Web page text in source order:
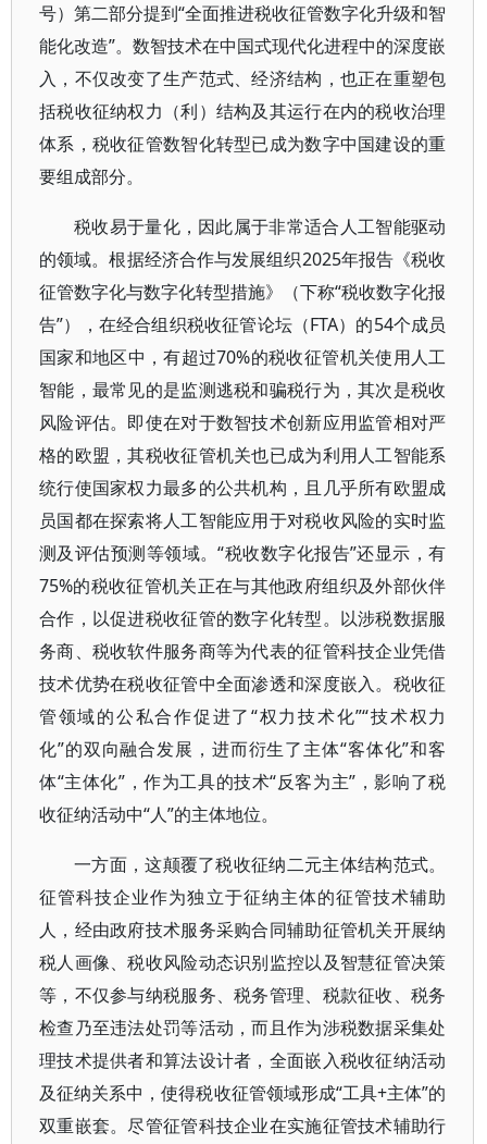
号）第二部分提到“全面推进税收征管数字化升级和智
能化改造”。数智技术在中国式现代化进程中的深度嵌
入，不仅改变了生产范式、经济结构，也正在重塑包
括税收征纳权力（利）结构及其运行在内的税收治理
体系，税收征管数智化转型已成为数字中国建设的重
要组成部分。
税收易于量化，因此属于非常适合人工智能驱动
的领域。根据经济合作与发展组织2025年报告《税收
征管数字化与数字化转型措施》（下称“税收数字化报
告”），在经合组织税收征管论坛（FTA）的54个成员
国家和地区中，有超过70%的税收征管机关使用人工
智能，最常见的是监测逃税和骗税行为，其次是税收
风险评估。即使在对于数智技术创新应用监管相对严
格的欧盟，其税收征管机关也已成为利用人工智能系
统行使国家权力最多的公共机构，且几乎所有欧盟成
员国都在探索将人工智能应用于对税收风险的实时监
测及评估预测等领域。“税收数字化报告”还显示，有
75%的税收征管机关正在与其他政府组织及外部伙伴
合作，以促进税收征管的数字化转型。以涉税数据服
务商、税收软件服务商等为代表的征管科技企业凭借
技术优势在税收征管中全面渗透和深度嵌入。税收征
管领域的公私合作促进了“权力技术化”“技术权力
化”的双向融合发展，进而衍生了主体“客体化”和客
体“主体化”，作为工具的技术“反客为主”，影响了税
收征纳活动中“人”的主体地位。
一方面，这颠覆了税收征纳二元主体结构范式。
征管科技企业作为独立于征纳主体的征管技术辅助
人，经由政府技术服务采购合同辅助征管机关开展纳
税人画像、税收风险动态识别监控以及智慧征管决策
等，不仅参与纳税服务、税务管理、税款征收、税务
检查乃至违法处罚等活动，而且作为涉税数据采集处
理技术提供者和算法设计者，全面嵌入税收征纳活动
及征纳关系中，使得税收征管领域形成“工具+主体”的
双重嵌套。尽管征管科技企业在实施征管技术辅助行